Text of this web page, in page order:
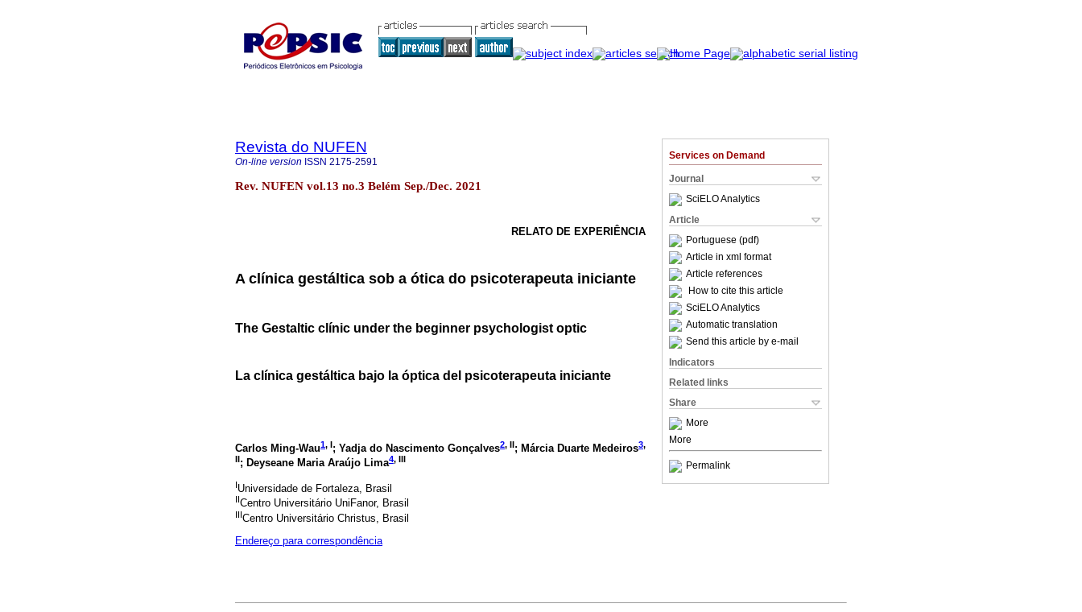
Services on Demand
Journal
SciELO Analytics
Article
Portuguese (pdf)
Article in xml format
Article references
How to cite this article
SciELO Analytics
Automatic translation
Send this article by e-mail
Indicators
Related links
Share
More
More
Permalink
Revista do NUFEN
On-line version ISSN 2175-2591
Rev. NUFEN vol.13 no.3 Belém Sep./Dec. 2021
RELATO DE EXPERIÊNCIA
A clínica gestáltica sob a ótica do psicoterapeuta iniciante
The Gestaltic clínic under the beginner psychologist optic
La clínica gestáltica bajo la óptica del psicoterapeuta iniciante
Carlos Ming-Wau1, I; Yadja do Nascimento Gonçalves2, II; Márcia Duarte Medeiros3,
II; Deyseane Maria Araújo Lima4, III
IUniversidade de Fortaleza, Brasil
IICentro Universitário UniFanor, Brasil
IIICentro Universitário Christus, Brasil
Endereço para correspondência